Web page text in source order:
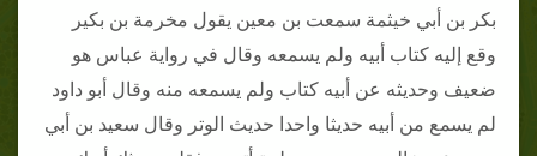
بكر بن أبي خيثمة سمعت بن معين يقول مخرمة بن بكير
وقع إليه كتاب أبيه ولم يسمعه وقال في رواية عباس هو
ضعيف وحديثه عن أبيه كتاب ولم يسمعه منه وقال أبو داود
لم يسمع من أبيه حديثا واحدا حديث الوتر وقال سعيد بن أبي